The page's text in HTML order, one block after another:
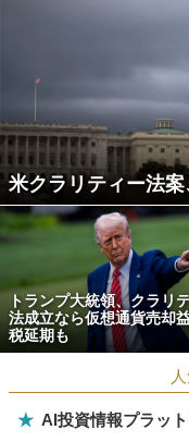
米クラリティー法
トランプ大統領、クラリ
法成立なら仮想通貨売却
税延期も
★ AI投資情報プラッ